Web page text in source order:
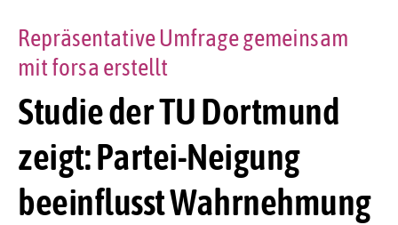
Studie der TU Dortmund
zeigt: Partei-Neigung
beeinflusst Wahrnehmung
Repräsentative Umfrage gemeinsam
mit forsa erstellt